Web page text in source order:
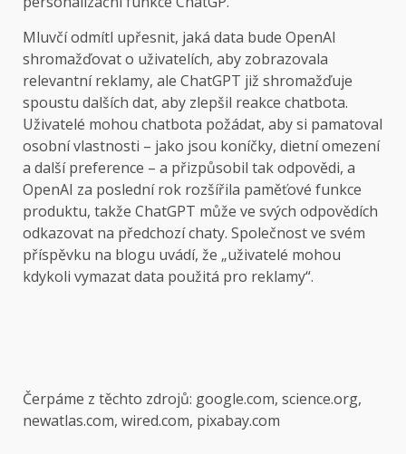
Mluvčí odmítl upřesnit, jaká data bude OpenAI
shromažďovat o uživatelích, aby zobrazovala
relevantní reklamy, ale ChatGPT již shromažďuje
spoustu dalších dat, aby zlepšil reakce chatbota.
Uživatelé mohou chatbota požádat, aby si pamatoval
osobní vlastnosti – jako jsou koníčky, dietní omezení
a další preference – a přizpůsobil tak odpovědi, a
OpenAI za poslední rok rozšířila paměťové funkce
produktu, takže ChatGPT může ve svých odpovědích
odkazovat na předchozí chaty. Společnost ve svém
příspěvku na blogu uvádí, že „uživatelé mohou
kdykoli vymazat data použitá pro reklamy“.
Čerpáme z těchto zdrojů: google.com, science.org,
newatlas.com, wired.com, pixabay.com